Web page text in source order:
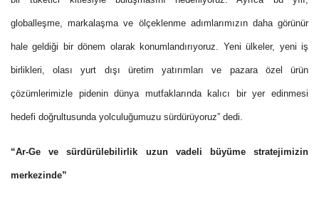
globalleşme, markalaşma ve ölçeklenme adımlarımızın daha görünür
hale geldiği bir dönem olarak konumlandırıyoruz. Yeni ülkeler, yeni iş
birlikleri, olası yurt dışı üretim yatırımları ve pazara özel ürün
çözümlerimizle pidenin dünya mutfaklarında kalıcı bir yer edinmesi
hedefi doğrultusunda yolculuğumuzu sürdürüyoruz” dedi.
“Ar-Ge ve sürdürülebilirlik uzun vadeli büyüme stratejimizin
merkezinde”